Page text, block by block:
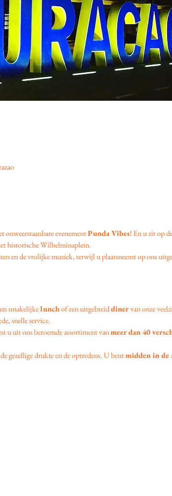
evenement Punda Vibes! En u zit op
historische Wilhelminaplein.
en de vrolijke muziek, terwijl u plaatsneemt op ons
smakelijke lunch of een uitgebreid diner van onze
snelle service.
u uit ons beroemde assortiment van meer dan 40
gezellige drukte en de optredens. U bent midden in de